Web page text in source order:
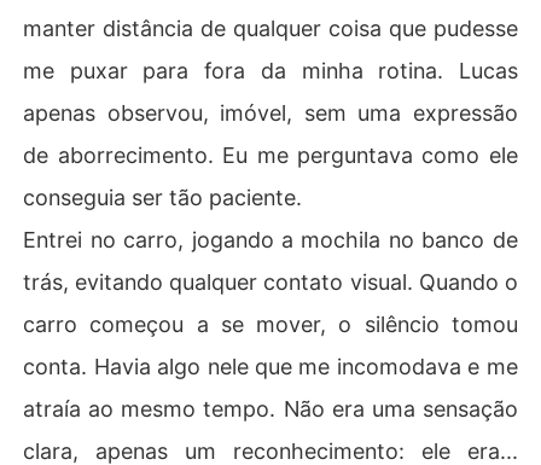
manter distância de qualquer coisa que pudesse
me puxar para fora da minha rotina. Lucas
apenas observou, imóvel, sem uma expressão
de aborrecimento. Eu me perguntava como ele
conseguia ser tão paciente.
Entrei no carro, jogando a mochila no banco de
trás, evitando qualquer contato visual. Quando o
carro começou a se mover, o silêncio tomou
conta. Havia algo nele que me incomodava e me
atraía ao mesmo tempo. Não era uma sensação
clara, apenas um reconhecimento: ele era...